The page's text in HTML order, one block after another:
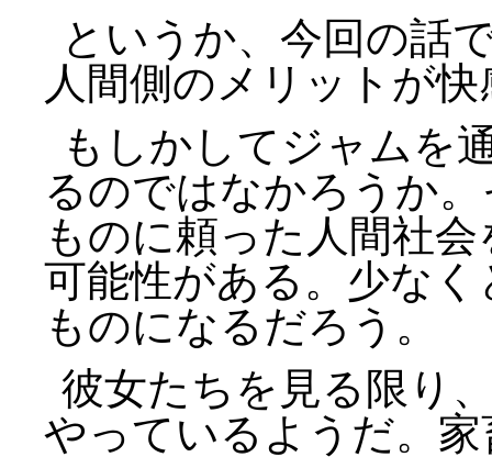
というか、今回の話
人間側のメリットが
もしかしてジャムを
るのではなかろうか
ものに頼った人間社
可能性がある。少な
ものになるだろう。
彼女たちを見る限り
やっているようだ。